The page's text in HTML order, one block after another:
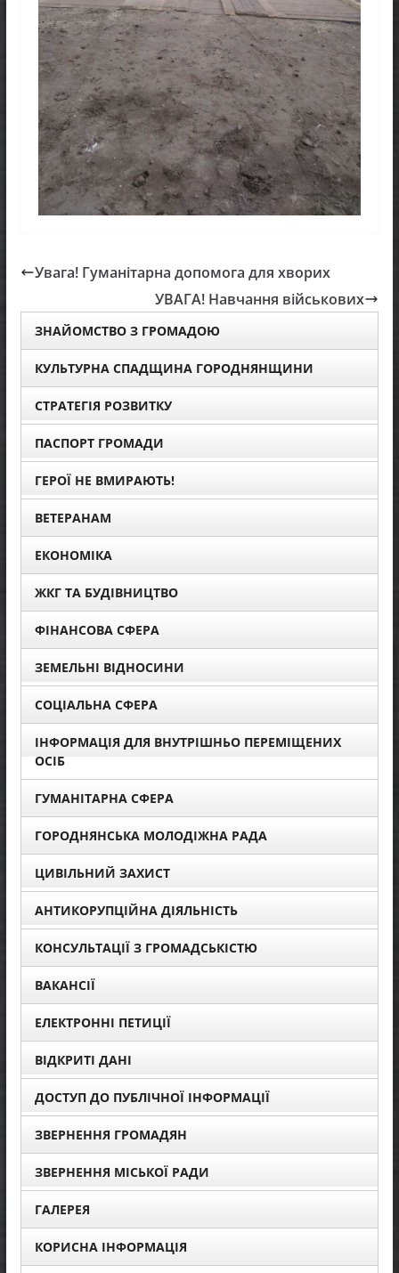
Увага! Гуманітарна допомога для хворих
УВАГА! Навчання військових
ЗНАЙОМСТВО З ГРОМАДОЮ
КУЛЬТУРНА СПАДЩИНА ГОРОДНЯНЩИНИ
СТРАТЕГІЯ РОЗВИТКУ
ПАСПОРТ ГРОМАДИ
ГЕРОЇ НЕ ВМИРАЮТЬ!
ВЕТЕРАНАМ
ЕКОНОМІКА
ЖКГ ТА БУДІВНИЦТВО
ФІНАНСОВА СФЕРА
ЗЕМЕЛЬНІ ВІДНОСИНИ
СОЦІАЛЬНА СФЕРА
ІНФОРМАЦІЯ ДЛЯ ВНУТРІШНЬО ПЕРЕМІЩЕНИХ
ОСІБ
ГУМАНІТАРНА СФЕРА
ГОРОДНЯНСЬКА МОЛОДІЖНА РАДА
ЦИВІЛЬНИЙ ЗАХИСТ
АНТИКОРУПЦІЙНА ДІЯЛЬНІСТЬ
КОНСУЛЬТАЦІЇ З ГРОМАДСЬКІСТЮ
ВАКАНСІЇ
ЕЛЕКТРОННІ ПЕТИЦІЇ
ВІДКРИТІ ДАНІ
ДОСТУП ДО ПУБЛІЧНОЇ ІНФОРМАЦІЇ
ЗВЕРНЕННЯ ГРОМАДЯН
ЗВЕРНЕННЯ МІСЬКОЇ РАДИ
ГАЛЕРЕЯ
КОРИСНА ІНФОРМАЦІЯ